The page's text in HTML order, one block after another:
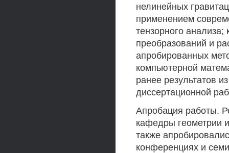
нелинейных
применением
тензорного
преобразований и
апробированных
компьютерной
ранее результатов
диссертационной
Апробация работы.
кафедры геометрии
также
конференциях и